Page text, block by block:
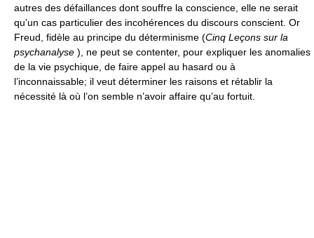
autres des défaillances dont souffre la conscience, elle ne serait
qu’un cas particulier des incohérences du discours conscient. Or
Freud, fidèle au principe du déterminisme (Cinq Leçons sur la
psychanalyse ), ne peut se contenter, pour expliquer les anomalies
de la vie psychique, de faire appel au hasard ou à
l’inconnaissable; il veut déterminer les raisons et rétablir la
nécessité là où l’on semble n’avoir affaire qu’au fortuit.